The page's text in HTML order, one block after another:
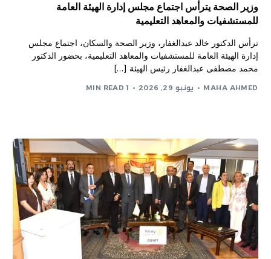
وزير الصحة يترأس اجتماع مجلس إدارة الهيئة العامة
للمستشفيات والمعاهد التعليمية
ترأس الدكتور خالد عبدالغفار، وزير الصحة والسكان، اجتماع مجلس
إدارة الهيئة العامة للمستشفيات والمعاهد التعليمية، بحضور الدكتور
محمد مصطفى عبدالغفار رئيس الهيئة […]
MAHA AHMED يونيو 29, 2026 1 MIN READ